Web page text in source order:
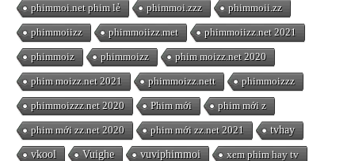
phimmoi.net phim lẻ phimmoi.zzz phimmoii.zz
phimmoiizz phimmoiizz.met phimmoiizz.net 2021
phimmoiz phimmoizz phim moizz.net 2020
phim moizz.net 2021 phimmoizz.nett phimmoizzz
phimmoizzz.net 2020 Phim mới phim mới z
phim mới zz.net 2020 phim mới zz.net 2021 tvhay
vkool Vuighe vuviphimmoi xem phim hay tv